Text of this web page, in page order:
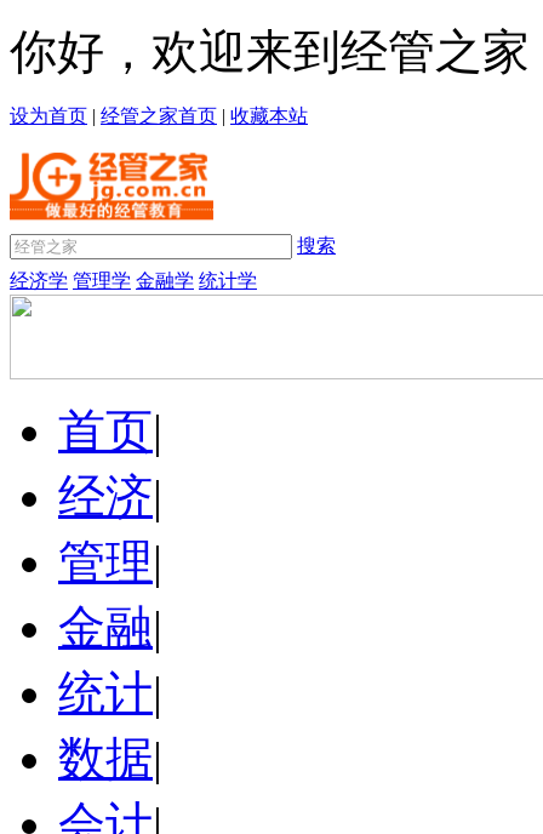
你好，欢迎来到经管之家
设为首页 | 经管之家首页 | 收藏本站
搜索
经济学 管理学 金融学 统计学
首页|
经济|
管理|
金融|
统计|
数据|